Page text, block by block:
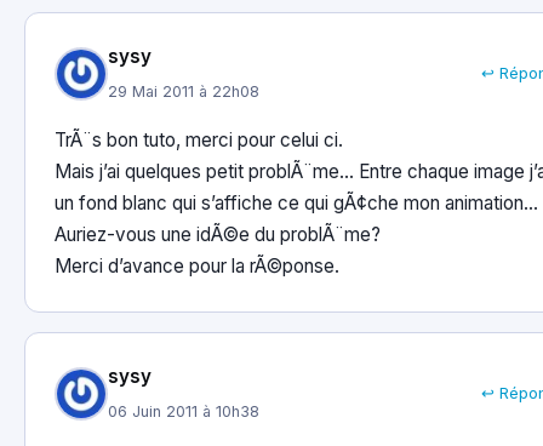
sysy
29 Mai 2011 à 22h08
↩
TrÃ¨s bon tuto, merci pour celui ci.
Mais j’ai quelques petit problÃ¨me… Entre chaque image
un fond blanc qui s’affiche ce qui gÃ¢che mon animation…
Auriez-vous une idÃ©e du problÃ¨me?
Merci d’avance pour la rÃ©ponse.
sysy
06 Juin 2011 à 10h38
↩